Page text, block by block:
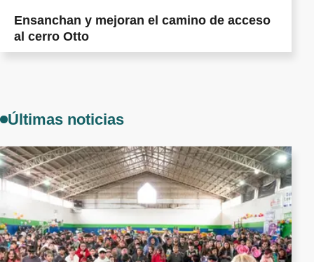
Ensanchan y mejoran el camino de acceso
al cerro Otto
Últimas noticias